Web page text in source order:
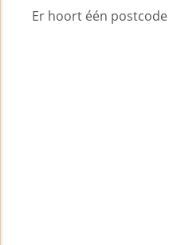
Er hoort één